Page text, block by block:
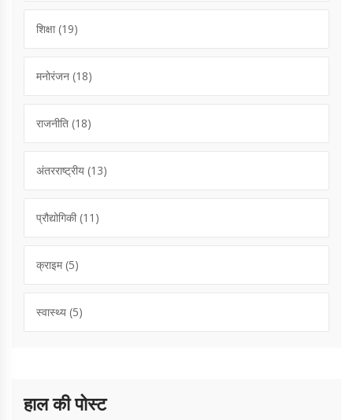
शिक्षा(19)
मनोरंजन (18)
राजनीति (18)
अंतरराष्ट्रीय (13)
प्रौद्योगिकी(11)
क्राइम(5)
स्वास्थ्य (5)
हाल की पोस्ट